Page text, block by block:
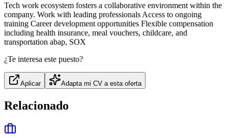
Tech work ecosystem fosters a collaborative environment within the
company. Work with leading professionals Access to ongoing
training Career development opportunities Flexible compensation
including health insurance, meal vouchers, childcare, and
transportation abap, SOX
¿Te interesa este puesto?
Aplicar Adapta mi CV a esta oferta
Relacionado